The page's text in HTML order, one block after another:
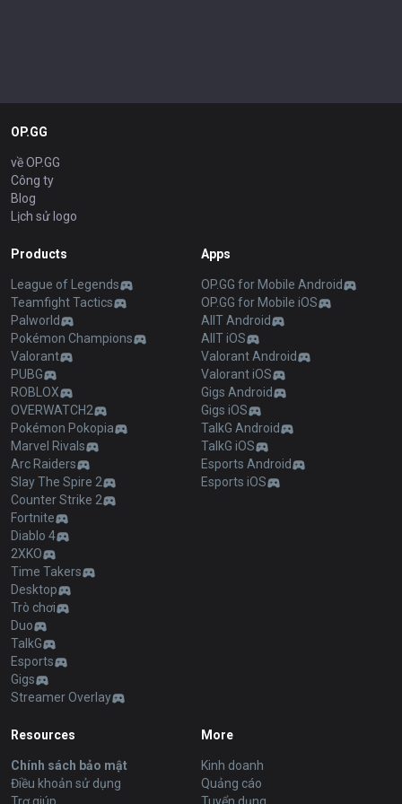
OP.GG
về OP.GG
Công ty
Blog
Lịch sử logo
Products
League of Legends
Teamfight Tactics
Palworld
Pokémon Champions
Valorant
PUBG
ROBLOX
OVERWATCH2
Pokémon Pokopia
Marvel Rivals
Arc Raiders
Slay The Spire 2
Counter Strike 2
Fortnite
Diablo 4
2XKO
Time Takers
Desktop
Trò chơi
Duo
TalkG
Esports
Gigs
Streamer Overlay
Apps
OP.GG for Mobile Android
OP.GG for Mobile iOS
AllT Android
AllT iOS
Valorant Android
Valorant iOS
Gigs Android
Gigs iOS
TalkG Android
TalkG iOS
Esports Android
Esports iOS
Resources
Chính sách bảo mật
Điều khoản sử dụng
More
Kinh doanh
Quảng cáo